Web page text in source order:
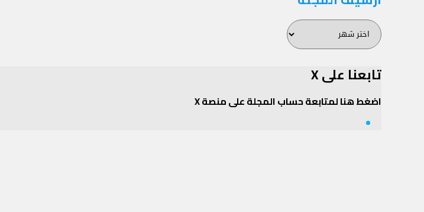
أرشيف
المجلة
تابعنا على X
اضغط هنا لمتابعة حساب المجلة على منصة X